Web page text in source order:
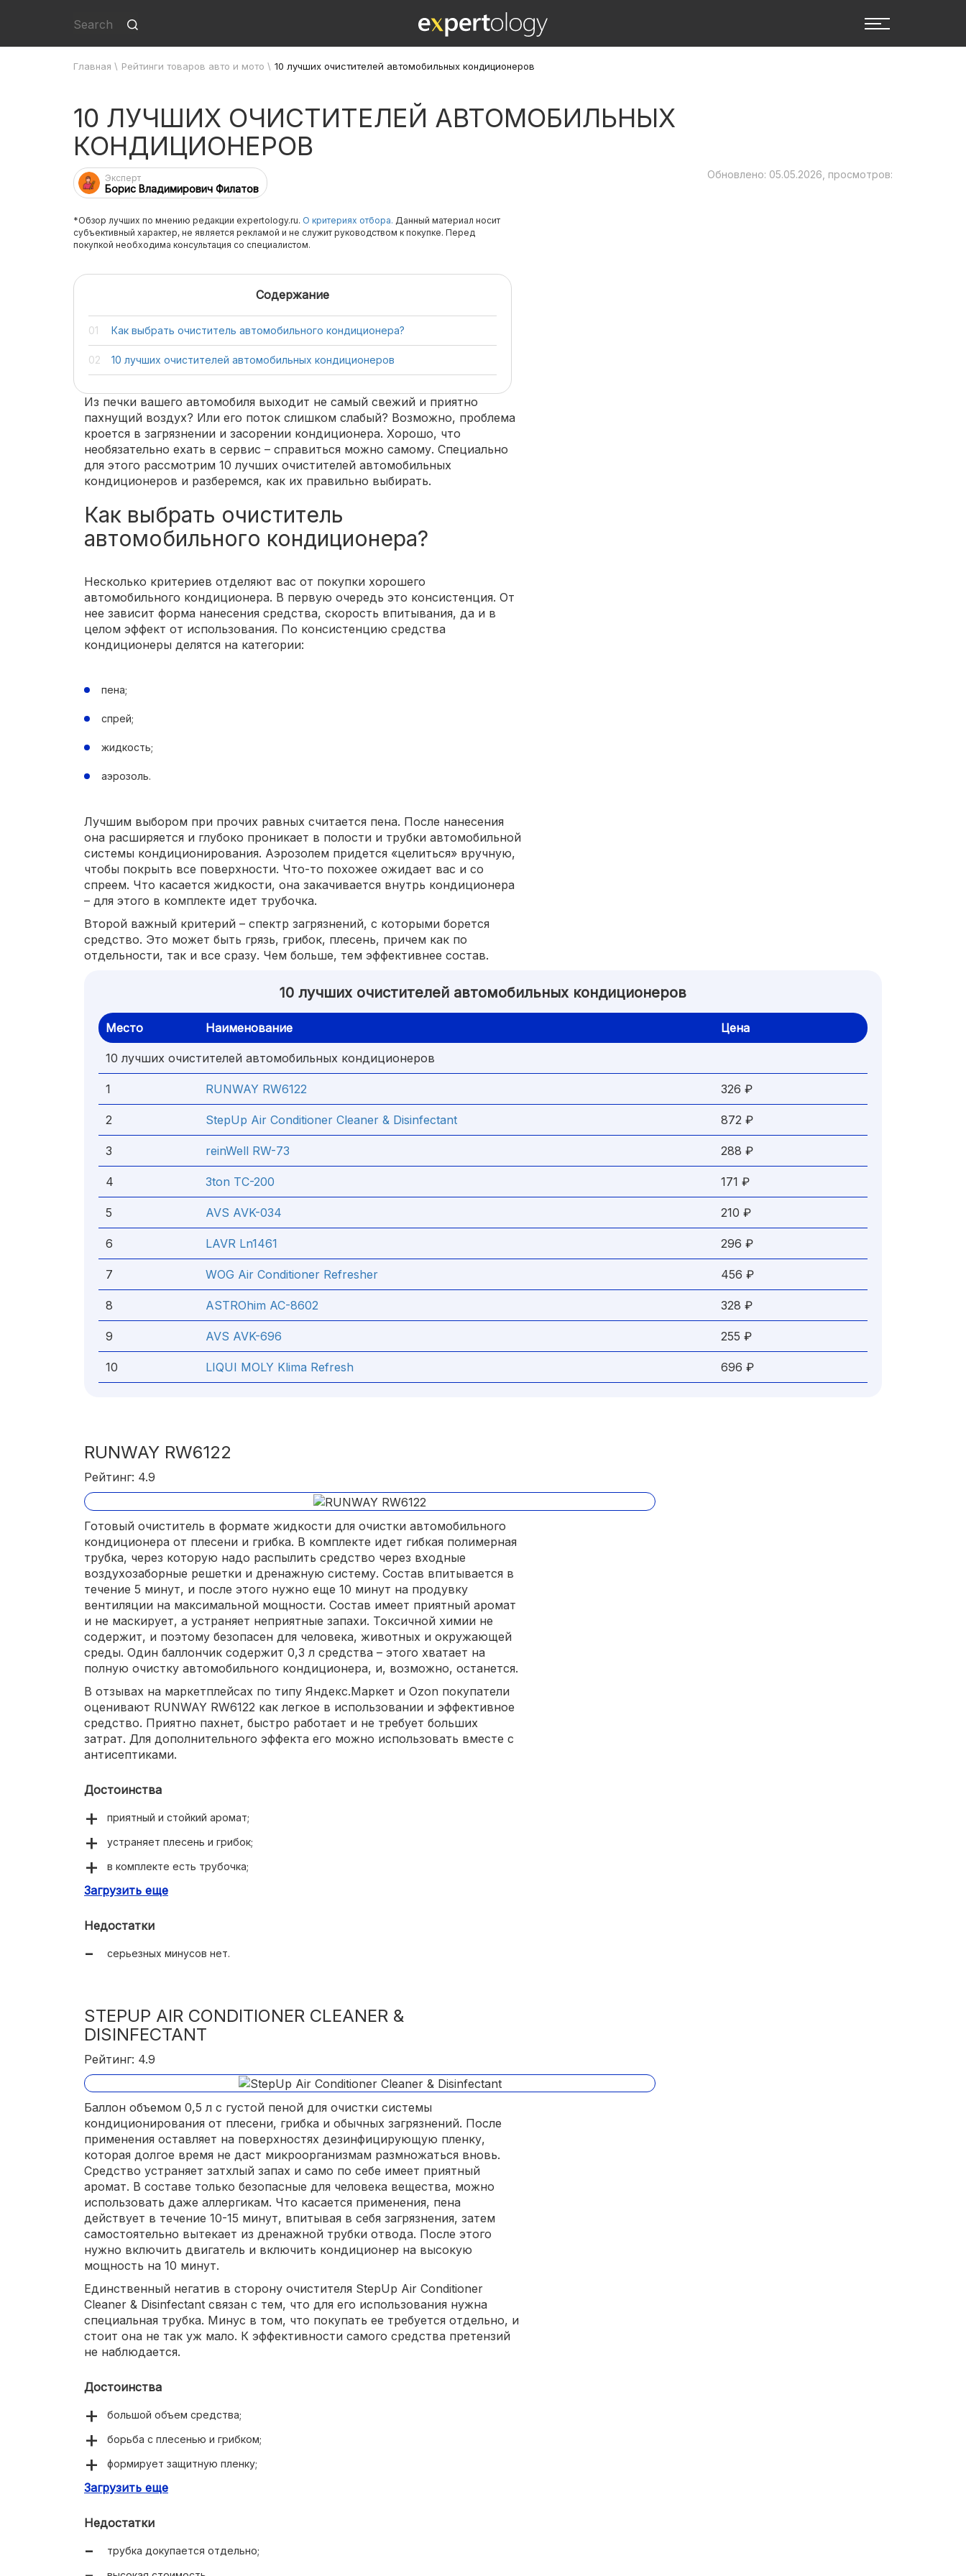
Главная \ Рейтинги товаров авто и мото \ 10 лучших очистителей автомобильных кондиционеров
10 ЛУЧШИХ ОЧИСТИТЕЛЕЙ АВТОМОБИЛЬНЫХ
КОНДИЦИОНЕРОВ
Эксперт
Борис Владимирович Филатов
Обновлено: 05.05.2026, просмотров:
*Обзор лучших по мнению редакции expertology.ru. О критериях отбора. Данный материал носит
субъективный характер, не является рекламой и не служит руководством к покупке. Перед
покупкой необходима консультация со специалистом.
Содержание
Как выбрать очиститель автомобильного кондиционера?
10 лучших очистителей автомобильных кондиционеров
Из печки вашего автомобиля выходит не самый свежий и приятно
пахнущий воздух? Или его поток слишком слабый? Возможно, проблема
кроется в загрязнении и засорении кондиционера. Хорошо, что
необязательно ехать в сервис – справиться можно самому. Специально
для этого рассмотрим 10 лучших очистителей автомобильных
кондиционеров и разберемся, как их правильно выбирать.
Как выбрать очиститель
автомобильного кондиционера?
Несколько критериев отделяют вас от покупки хорошего
автомобильного кондиционера. В первую очередь это консистенция. От
нее зависит форма нанесения средства, скорость впитывания, да и в
целом эффект от использования. По консистенцию средства
кондиционеры делятся на категории:
пена;
спрей;
жидкость;
аэрозоль.
Лучшим выбором при прочих равных считается пена. После нанесения
она расширяется и глубоко проникает в полости и трубки автомобильной
системы кондиционирования. Аэрозолем придется «целиться» вручную,
чтобы покрыть все поверхности. Что-то похожее ожидает вас и со
спреем. Что касается жидкости, она закачивается внутрь кондиционера
– для этого в комплекте идет трубочка.
Второй важный критерий – спектр загрязнений, с которыми борется
средство. Это может быть грязь, грибок, плесень, причем как по
отдельности, так и все сразу. Чем больше, тем эффективнее состав.
10 лучших очистителей автомобильных кондиционеров
Место Наименование Цена
10 лучших очистителей автомобильных кондиционеров
1 RUNWAY RW6122 326 ₽
2 StepUp Air Conditioner Cleaner & Disinfectant 872 ₽
3 reinWell RW-73 288 ₽
4 3ton ТС-200 171 ₽
5 AVS AVK-034 210 ₽
6 LAVR Ln1461 296 ₽
7 WOG Air Conditioner Refresher 456 ₽
8 ASTROhim АС-8602 328 ₽
9 AVS AVK-696 255 ₽
10 LIQUI MOLY Klima Refresh 696 ₽
RUNWAY RW6122
Рейтинг: 4.9
Готовый очиститель в формате жидкости для очистки автомобильного
кондиционера от плесени и грибка. В комплекте идет гибкая полимерная
трубка, через которую надо распылить средство через входные
воздухозаборные решетки и дренажную систему. Состав впитывается в
течение 5 минут, и после этого нужно еще 10 минут на продувку
вентиляции на максимальной мощности. Состав имеет приятный аромат
и не маскирует, а устраняет неприятные запахи. Токсичной химии не
содержит, и поэтому безопасен для человека, животных и окружающей
среды. Один баллончик содержит 0,3 л средства – этого хватает на
полную очистку автомобильного кондиционера, и, возможно, останется.
В отзывах на маркетплейсах по типу Яндекс.Маркет и Ozon покупатели
оценивают RUNWAY RW6122 как легкое в использовании и эффективное
средство. Приятно пахнет, быстро работает и не требует больших
затрат. Для дополнительного эффекта его можно использовать вместе с
антисептиками.
Достоинства
приятный и стойкий аромат;
устраняет плесень и грибок;
в комплекте есть трубочка;
относительно низкая цена;
Загрузить еще
Недостатки
серьезных минусов нет.
STEPUP AIR CONDITIONER CLEANER &
DISINFECTANT
Рейтинг: 4.9
Баллон объемом 0,5 л с густой пеной для очистки системы
кондиционирования от плесени, грибка и обычных загрязнений. После
применения оставляет на поверхностях дезинфицирующую пленку,
которая долгое время не даст микроорганизмам размножаться вновь.
Средство устраняет затхлый запах и само по себе имеет приятный
аромат. В составе только безопасные для человека вещества, можно
использовать даже аллергикам. Что касается применения, пена
действует в течение 10-15 минут, впитывая в себя загрязнения, затем
самостоятельно вытекает из дренажной трубки отвода. После этого
нужно включить двигатель и включить кондиционер на высокую
мощность на 10 минут.
Единственный негатив в сторону очистителя StepUp Air Conditioner
Cleaner & Disinfectant связан с тем, что для его использования нужна
специальная трубка. Минус в том, что покупать ее требуется отдельно, и
стоит она не так уж мало. К эффективности самого средства претензий
не наблюдается.
Достоинства
большой объем средства;
борьба с плесенью и грибком;
формирует защитную пленку;
безопасный для людей состав.
Загрузить еще
Недостатки
трубка докупается отдельно;